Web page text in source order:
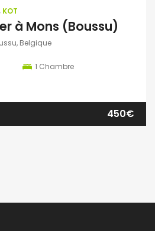
KOT
à Mons (Boussu)
Belgique
1 Chambre
450€